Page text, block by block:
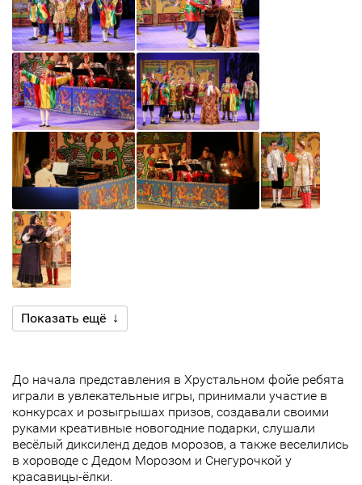
Показать ещё ↓
До начала представления в Хрустальном фойе ребята
играли в увлекательные игры, принимали участие в
конкурсах и розыгрышах призов, создавали своими
руками креативные новогодние подарки, слушали
весёлый диксиленд дедов морозов, а также веселились
в хороводе с Дедом Морозом и Снегурочкой у
красавицы-ёлки.